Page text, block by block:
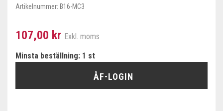
Artikelnummer: B16-MC3
107,00 kr Exkl. moms
Minsta beställning: 1 st
ÅF-LOGIN